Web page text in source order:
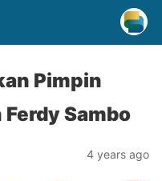
Pimpin
Sambo
4 years ago